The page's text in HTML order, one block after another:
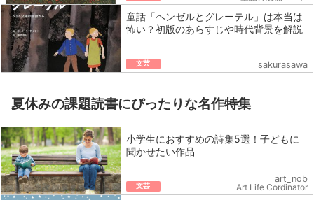
童話「ヘンゼルとグレーテル」は本当は
怖い？初版のあらすじや時代背景を解説
文芸 sakurasawa
夏休みの課題読書にぴったりな名作特集
小学生におすすめの詩集5選！子どもに
聞かせたい作品
文芸
art_nob
Art Life Cordinator